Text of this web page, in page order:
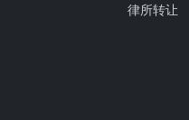
律所转让